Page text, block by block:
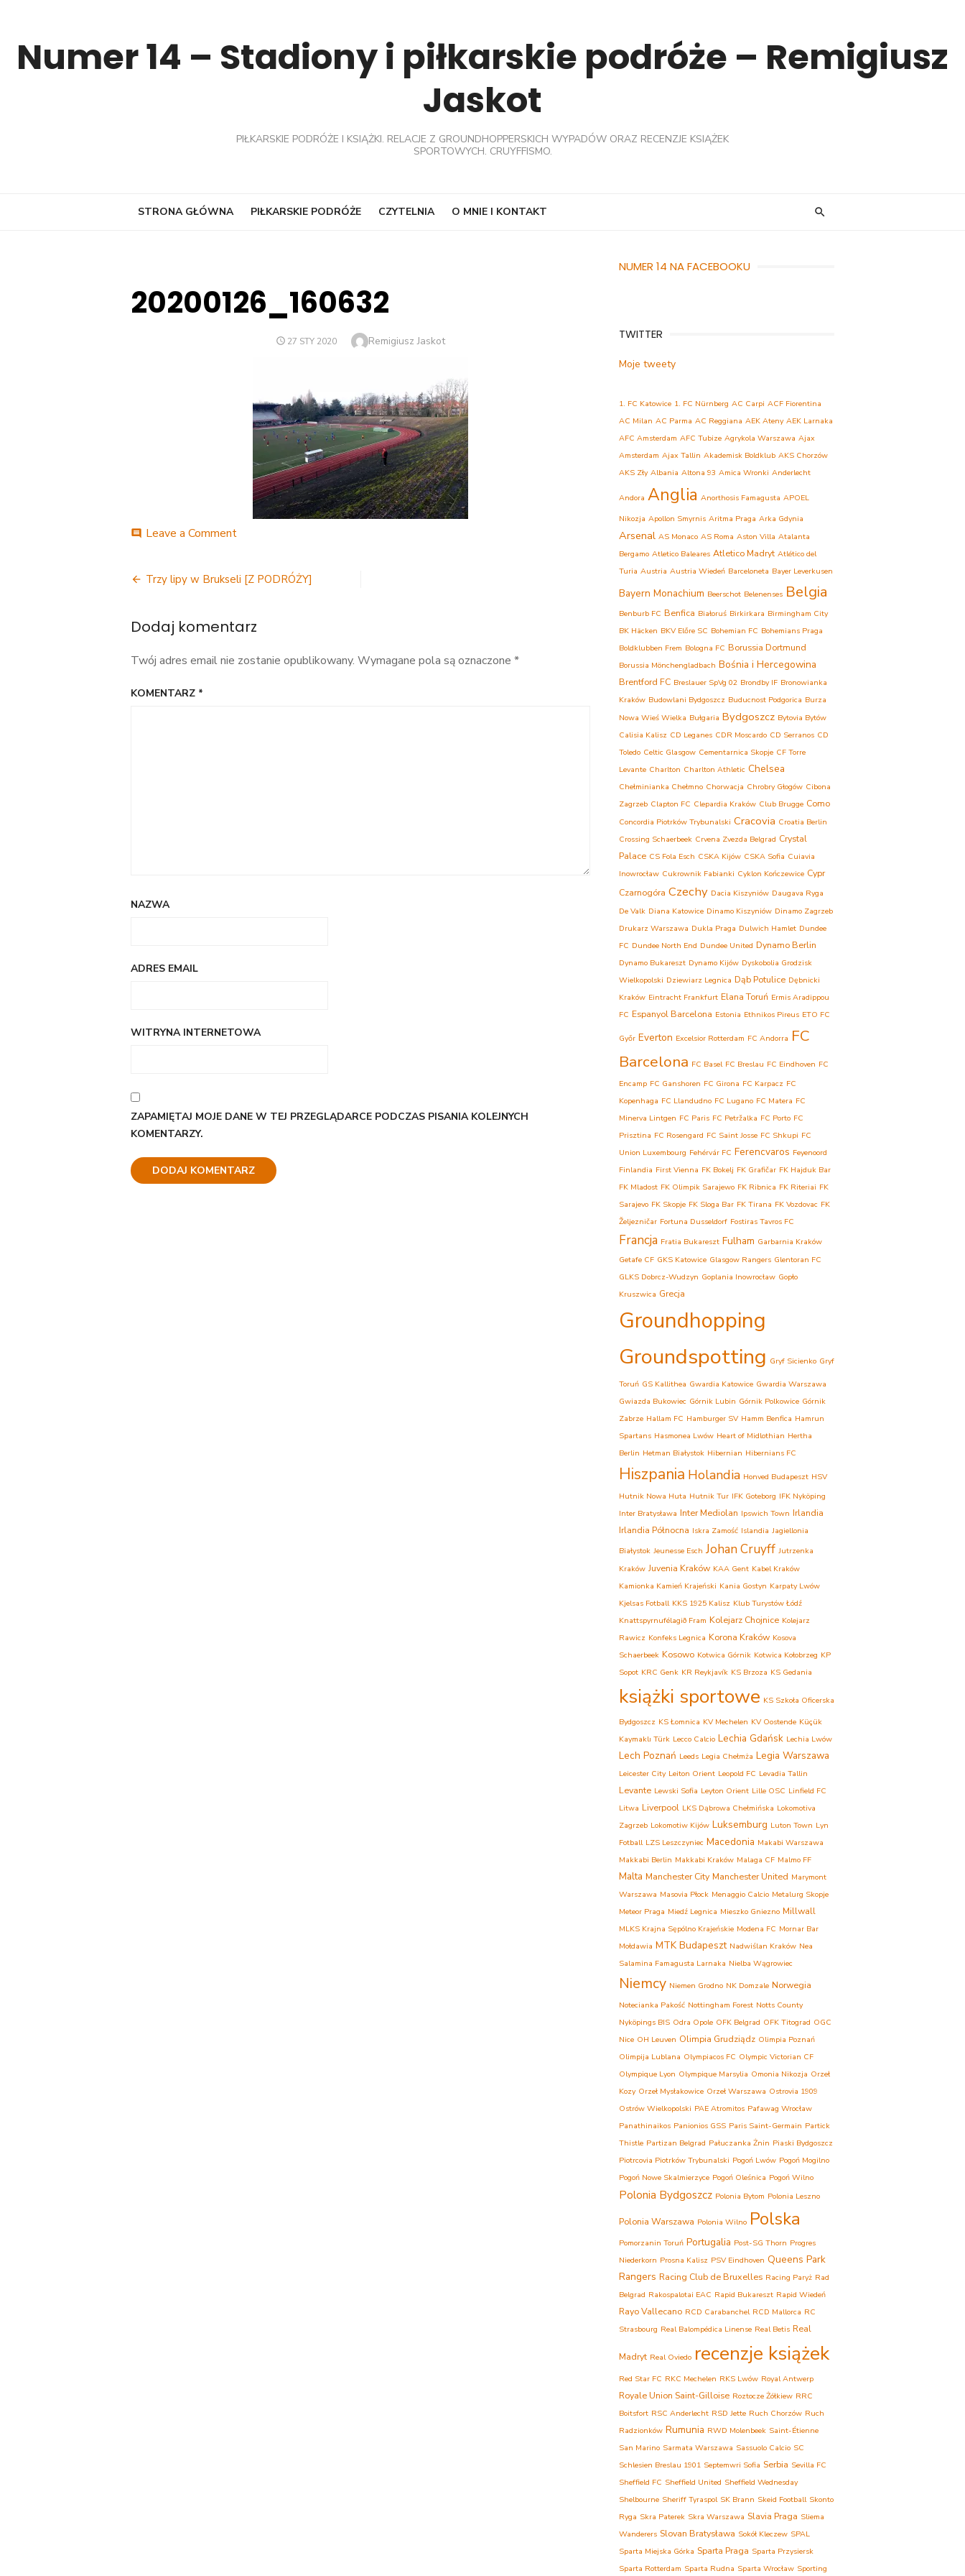
contentNumer 14 – Stadiony i piłkarskie podróże – Remigiusz
Jaskot
PIŁKARSKIE PODRÓŻE I KSIĄŻKI. RELACJE Z GROUNDHOPPERSKICH WYPADÓW ORAZ RECENZJE KSIĄŻEK
SPORTOWYCH. CRUYFFISMO.
STRONA GŁÓWNA PIŁKARSKIE PODRÓŻE CZYTELNIA O MNIE I KONTAKT
20200126_160632
POSTED
27 STY 2020 Author
Remigiusz Jaskot
comment Leave a Commenton
Nawigacja
Trzy lipy w Brukseli [Z PODRÓŻY]
Dodaj komentarz
Twój adres email nie zostanie opublikowany. Wymagane pola są oznaczone *
KOMENTARZ *
NAZWA
ADRES EMAIL
WITRYNA INTERNETOWA
ZAPAMIĘTAJ MOJE DANE W TEJ PRZEGLĄDARCE PODCZAS PISANIA KOLEJNYCH
KOMENTARZY.
NUMER 14 NA FACEBOOKU
TWITTER
Moje tweety
1. FC Katowice 1. FC Nürnberg AC Carpi ACF Fiorentina
AC Milan AC Parma AC Reggiana AEK Ateny AEK Larnaka
AFC Amsterdam AFC Tubize Agrykola Warszawa Ajax
Amsterdam Ajax Tallin Akademisk Boldklub AKS Chorzów
AKS Zły Albania Altona 93 Amica Wronki Anderlecht
Andora Anglia Anorthosis Famagusta APOEL
Nikozja Apollon Smyrnis Aritma Praga Arka Gdynia
Arsenal AS Monaco AS Roma Aston Villa Atalanta
Bergamo Atletico Baleares Atletico Madryt Atlético del
Turia Austria Austria Wiedeń Barceloneta Bayer Leverkusen
Bayern Monachium Beerschot Belenenses Belgia
Benburb FC Benfica Białoruś Birkirkara Birmingham City
BK Häcken BKV Előre SC Bohemian FC Bohemians Praga
Boldklubben Frem Bologna FC Borussia Dortmund
Borussia Mönchengladbach Bośnia i Hercegowina
Brentford FC Breslauer SpVg 02 Brondby IF Bronowianka
Kraków Budowlani Bydgoszcz Buducnost Podgorica Burza
Nowa Wieś Wielka Bułgaria Bydgoszcz Bytovia Bytów
Calisia Kalisz CD Leganes CDR Moscardo CD Serranos CD
Toledo Celtic Glasgow Cementarnica Skopje CF Torre
Levante Charlton Charlton Athletic Chelsea
Chełminianka Chełmno Chorwacja Chrobry Głogów Cibona
Zagrzeb Clapton FC Clepardia Kraków Club Brugge Como
Concordia Piotrków Trybunalski Cracovia Croatia Berlin
Crossing Schaerbeek Crvena Zvezda Belgrad Crystal
Palace CS Fola Esch CSKA Kijów CSKA Sofia Cuiavia
Inowrocław Cukrownik Fabianki Cyklon Kończewice Cypr
Czarnogóra Czechy Dacia Kiszyniów Daugava Ryga
De Valk Diana Katowice Dinamo Kiszyniów Dinamo Zagrzeb
Drukarz Warszawa Dukla Praga Dulwich Hamlet Dundee
FC Dundee North End Dundee United Dynamo Berlin
Dynamo Bukareszt Dynamo Kijów Dyskobolia Grodzisk
Wielkopolski Dziewiarz Legnica Dąb Potulice Dębnicki
Kraków Eintracht Frankfurt Elana Toruń Ermis Aradippou
FC Espanyol Barcelona Estonia Ethnikos Pireus ETO FC
Győr Everton Excelsior Rotterdam FC Andorra FC
Barcelona FC Basel FC Breslau FC Eindhoven FC
Encamp FC Ganshoren FC Girona FC Karpacz FC
Kopenhaga FC Llandudno FC Lugano FC Matera FC
Minerva Lintgen FC Paris FC Petržalka FC Porto FC
Prisztina FC Rosengard FC Saint Josse FC Shkupi FC
Union Luxembourg Fehérvár FC Ferencvaros Feyenoord
Finlandia First Vienna FK Bokelj FK Grafičar FK Hajduk Bar
FK Mladost FK Olimpik Sarajewo FK Ribnica FK Riteriai FK
Sarajevo FK Skopje FK Sloga Bar FK Tirana FK Vozdovac FK
Željezničar Fortuna Dusseldorf Fostiras Tavros FC
Francja Fratia Bukareszt Fulham Garbarnia Kraków
Getafe CF GKS Katowice Glasgow Rangers Glentoran FC
GLKS Dobrcz-Wudzyn Goplania Inowrocław Gopło
Kruszwica Grecja
Groundhopping
Groundspotting Gryf Sicienko Gryf
Toruń GS Kallithea Gwardia Katowice Gwardia Warszawa
Gwiazda Bukowiec Górnik Lubin Górnik Polkowice Górnik
Zabrze Hallam FC Hamburger SV Hamm Benfica Hamrun
Spartans Hasmonea Lwów Heart of Midlothian Hertha
Berlin Hetman Białystok Hibernian Hibernians FC
Hiszpania Holandia Honved Budapeszt HSV
Hutnik Nowa Huta Hutnik Tur IFK Goteborg IFK Nyköping
Inter Bratysława Inter Mediolan Ipswich Town Irlandia
Irlandia Północna Iskra Zamość Islandia Jagiellonia
Białystok Jeunesse Esch Johan Cruyff Jutrzenka
Kraków Juvenia Kraków KAA Gent Kabel Kraków
Kamionka Kamień Krajeński Kania Gostyn Karpaty Lwów
Kjelsas Fotball KKS 1925 Kalisz Klub Turystów Łódź
Knattspyrnufélagið Fram Kolejarz Chojnice Kolejarz
Rawicz Konfeks Legnica Korona Kraków Kosova
Schaerbeek Kosowo Kotwica Górnik Kotwica Kołobrzeg KP
Sopot KRC Genk KR Reykjavík KS Brzoza KS Gedania
książki sportowe KS Szkoła Oficerska
Bydgoszcz KS Łomnica KV Mechelen KV Oostende Küçük
Kaymaklı Türk Lecco Calcio Lechia Gdańsk Lechia Lwów
Lech Poznań Leeds Legia Chełmża Legia Warszawa
Leicester City Leiton Orient Leopold FC Levadia Tallin
Levante Lewski Sofia Leyton Orient Lille OSC Linfield FC
Litwa Liverpool LKS Dąbrowa Chełmińska Lokomotiva
Zagrzeb Lokomotiw Kijów Luksemburg Luton Town Lyn
Fotball LZS Leszczyniec Macedonia Makabi Warszawa
Makkabi Berlin Makkabi Kraków Malaga CF Malmo FF
Malta Manchester City Manchester United Marymont
Warszawa Masovia Płock Menaggio Calcio Metalurg Skopje
Meteor Praga Miedź Legnica Mieszko Gniezno Millwall
MLKS Krajna Sępólno Krajeńskie Modena FC Mornar Bar
Mołdawia MTK Budapeszt Nadwiślan Kraków Nea
Salamina Famagusta Larnaka Nielba Wągrowiec
Niemcy Niemen Grodno NK Domzale Norwegia
Notecianka Pakość Nottingham Forest Notts County
Nyköpings BIS Odra Opole OFK Belgrad OFK Titograd OGC
Nice OH Leuven Olimpia Grudziądz Olimpia Poznań
Olimpija Lublana Olympiacos FC Olympic Victorian CF
Olympique Lyon Olympique Marsylia Omonia Nikozja Orzeł
Kozy Orzeł Mysłakowice Orzeł Warszawa Ostrovia 1909
Ostrów Wielkopolski PAE Atromitos Pafawag Wrocław
Panathinaikos Panionios GSS Paris Saint-Germain Partick
Thistle Partizan Belgrad Pałuczanka Żnin Piaski Bydgoszcz
Piotrcovia Piotrków Trybunalski Pogoń Lwów Pogoń Mogilno
Pogoń Nowe Skalmierzyce Pogoń Oleśnica Pogoń Wilno
Polonia Bydgoszcz Polonia Bytom Polonia Leszno
Polonia Warszawa Polonia Wilno Polska
Pomorzanin Toruń Portugalia Post-SG Thorn Progres
Niederkorn Prosna Kalisz PSV Eindhoven Queens Park
Rangers Racing Club de Bruxelles Racing Paryż Rad
Belgrad Rakospalotai EAC Rapid Bukareszt Rapid Wiedeń
Rayo Vallecano RCD Carabanchel RCD Mallorca RC
Strasbourg Real Balompédica Linense Real Betis Real
Madryt Real Oviedo recenzje książek
Red Star FC RKC Mechelen RKS Lwów Royal Antwerp
Royale Union Saint-Gilloise Roztocze Żółkiew RRC
Boitsfort RSC Anderlecht RSD Jette Ruch Chorzów Ruch
Radzionków Rumunia RWD Molenbeek Saint-Étienne
San Marino Sarmata Warszawa Sassuolo Calcio SC
Schlesien Breslau 1901 Septemwri Sofia Serbia Sevilla FC
Sheffield FC Sheffield United Sheffield Wednesday
Shelbourne Sheriff Tyraspol SK Brann Skeid Football Skonto
Ryga Skra Paterek Skra Warszawa Slavia Praga Sliema
Wanderers Slovan Bratysława Sokół Kleczew SPAL
Sparta Miejska Górka Sparta Praga Sparta Przysiersk
Sparta Rotterdam Sparta Rudna Sparta Wrocław Sporting